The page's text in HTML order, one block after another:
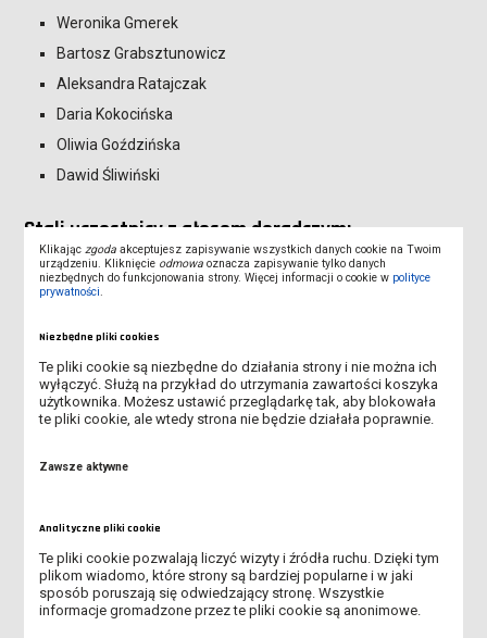
Weronika Gmerek
Bartosz Grabsztunowicz
Aleksandra Ratajczak
Daria Kokocińska
Oliwia Goździńska
Dawid Śliwiński
Stali uczestnicy z głosem doradczym:
prof. dr hab. Maciej Pietrzak – Prorektor ds. nauki i
współpracy z zagranicą
mgr Andrzej Szwarczyński – Kanclerz
dr Przemysław Bartkiewicz, prof. ANS – Dyrektor Instytutu
dr Monika Kościelniak – Dyrektor Instytutu Pedagogicznego
mgr Hanna Szczygieł-Śliwińska – Dyrektor Biblioteki
Uczelnianej
prof. dr hab. inż. Grzegorz Szymański – przewodniczący
Klikając zgoda akceptujesz zapisywanie wszystkich danych cookie na Twoim
urządzeniu. Kliknięcie odmowa oznacza zapisywanie tylko danych
niezbędnych do funkcjonowania strony. Więcej informacji o cookie w polityce
prywatności
Niezbędne pliki cookies
Te pliki cookie są niezbędne do działania strony i nie można ich
wyłączyć. Służą na przykład do utrzymania zawartości koszyka
użytkownika. Możesz ustawić przeglądarkę tak, aby blokowała
te pliki cookie, ale wtedy strona nie będzie działała poprawnie.
Zawsze aktywne
Analityczne pliki cookie
Te pliki cookie pozwalają liczyć wizyty i źródła ruchu. Dzięki tym
plikom wiadomo, które strony są bardziej popularne i w jaki
sposób poruszają się odwiedzający stronę. Wszystkie
informacje gromadzone przez te pliki cookie są anonimowe.